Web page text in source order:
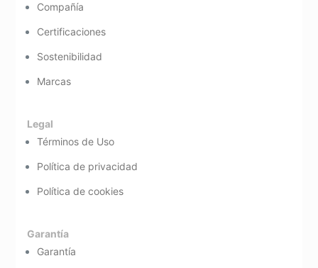
Compañía
Certificaciones
Sostenibilidad
Marcas
Legal
Términos de Uso
Política de privacidad
Política de cookies
Garantía
Garantía